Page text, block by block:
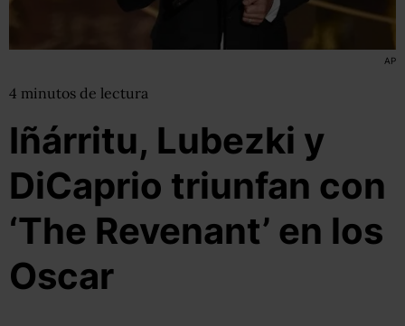
AP
4 minutos de lectura
Iñárritu, Lubezki y
DiCaprio triunfan con
‘The Revenant’ en los
Oscar